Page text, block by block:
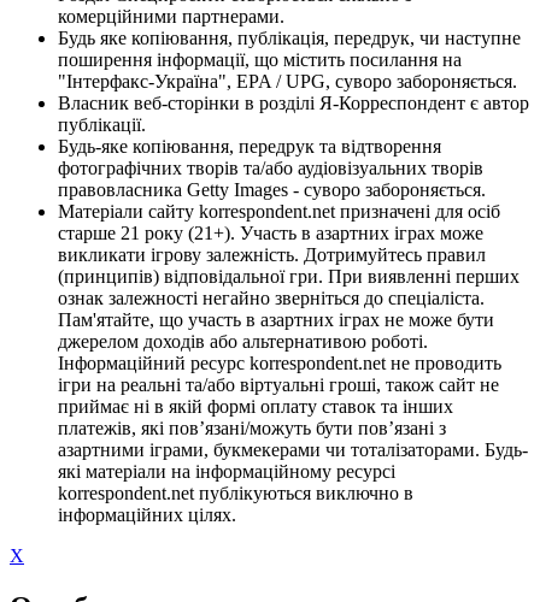
комерційними партнерами.
Будь яке копіювання, публікація, передрук, чи наступне
поширення інформації, що містить посилання на
"Інтерфакс-Україна", EPA / UPG, суворо забороняється.
Власник веб-сторінки в розділі Я-Корреспондент є автор
публікації.
Будь-яке копіювання, передрук та відтворення
фотографічних творів та/або аудіовізуальних творів
правовласника Getty Images - суворо забороняється.
Матеріали сайту korrespondent.net призначені для осіб
старше 21 року (21+). Участь в азартних іграх може
викликати ігрову залежність. Дотримуйтесь правил
(принципів) відповідальної гри. При виявленні перших
ознак залежності негайно зверніться до спеціаліста.
Пам'ятайте, що участь в азартних іграх не може бути
джерелом доходів або альтернативою роботі.
Інформаційний ресурс korrespondent.net не проводить
ігри на реальні та/або віртуальні гроші, також сайт не
приймає ні в якій формі оплату ставок та інших
платежів, які пов’язані/можуть бути пов’язані з
азартними іграми, букмекерами чи тоталізаторами. Будь-
які матеріали на інформаційному ресурсі
korrespondent.net публікуються виключно в
інформаційних цілях.
X